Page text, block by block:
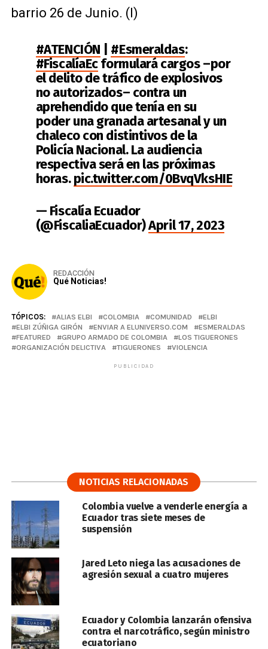
barrio 26 de Junio. (I)
#ATENCIÓN #Esmeraldas:
#FiscalíaEcformulará cargos –por
el delito de tráfico de explosivos
no autorizados– contra un
aprehendido que tenía en su
poder una granada artesanal y un
chaleco con distintivos de la
Policía Nacional. La audiencia
respectiva será en las próximas
horas.pic.twitter.com/0BvqVksHIE
— Fiscalía Ecuador
(@FiscaliaEcuador)April 17, 2023
REDACCIÓN
Qué Noticias!
TÓPICOS: ALIAS ELBI COLOMBIA COMUNIDAD
ELBI
ELBI ZÚÑIGA GIRÓN
ENVIAR A ELUNIVERSO.COM
ESMERALDAS
FEATURED
GRUPO ARMADO DE COLOMBIA
LOS TIGUERONES
ORGANIZACIÓN DELICTIVA
TIGUERONES VIOLENCIA
PUBLICIDAD
NOTICIAS RELACIONADAS
Colombia vuelve a venderle energía a
Ecuador tras siete meses de
suspensión
Jared Leto niega las acusaciones de
agresión sexual a cuatro mujeres
Ecuador y Colombia lanzarán ofensiva
contra el narcotráfico, según ministro
ecuatoriano